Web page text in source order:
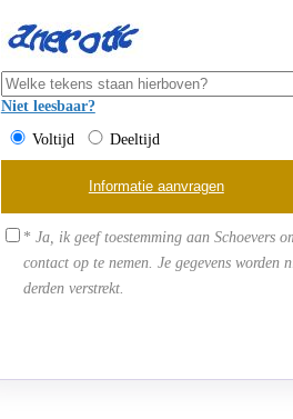
Niet leesbaar?
Voltijd
Deeltijd
* Ja, ik geef toestemming aan Schoevers
contact op te nemen. Je gegevens worden
derden verstrekt.